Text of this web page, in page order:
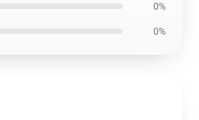
0%
0%